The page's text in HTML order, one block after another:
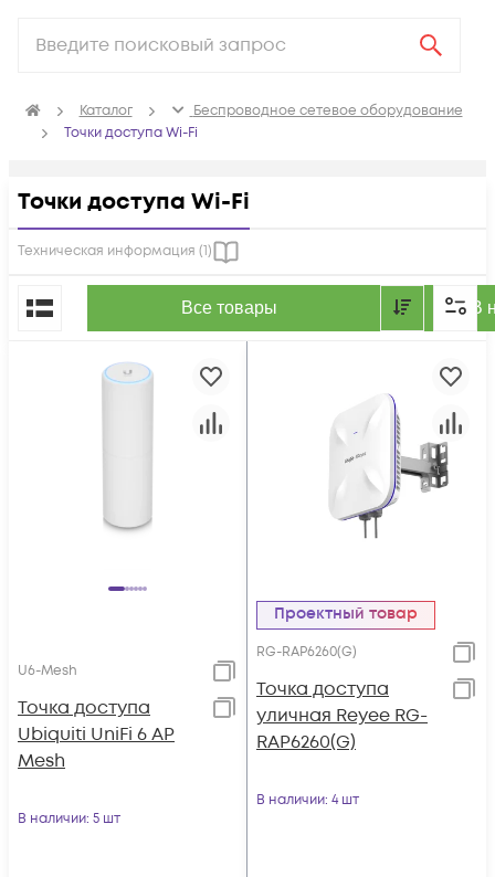
Каталог
Беспроводное сетевое оборудование
Точки доступа Wi-Fi
Точки доступа Wi-Fi
Техническая информация (1)
Все товары В
По популярности
U6-Mesh
Toчка доступа
Ubiquiti UniFi 6 AP
Mesh
В наличии: 5 шт
Проектный товар
RG-RAP6260(G)
Точка доступа
уличная Reyee RG-
RAP6260(G)
В наличии: 4 шт